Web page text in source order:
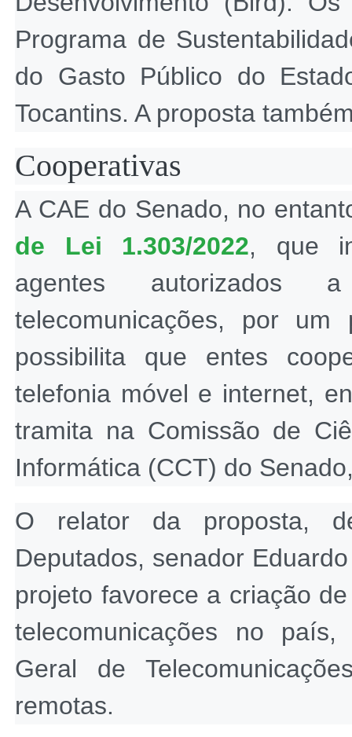
Programa de
do Gasto Público do
Tocantins. A proposta
Cooperativas
A CAE do Senado, no
de Lei 1.303/2022, que
agentes autorizados
telecomunicações, por
possibilita que entes
telefonia móvel e internet,
tramita na Comissão de
Informática (CCT) do
O relator da proposta,
Deputados, senador
projeto favorece a criação
telecomunicações no
Geral de
remotas.